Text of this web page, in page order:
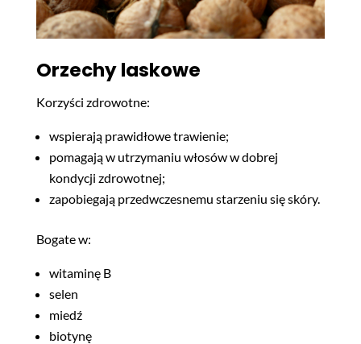
Orzechy laskowe
Korzyści zdrowotne:
wspierają prawidłowe trawienie;
pomagają w utrzymaniu włosów w dobrej
kondycji zdrowotnej;
zapobiegają przedwczesnemu starzeniu się skóry.
Bogate w:
witaminę B
selen
miedź
biotynę